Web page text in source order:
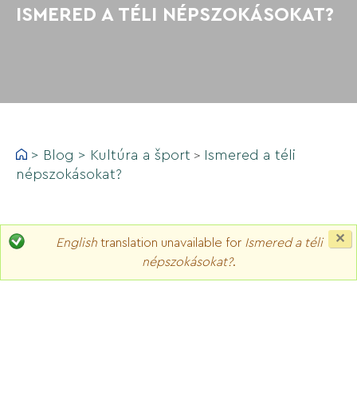
ISMERED A TÉLI NÉPSZOKÁSOKAT?
> Blog > Kultúra a šport > Ismered a téli
népszokásokat?
Englishtranslation unavailable for Ismered a téli
népszokásokat?.